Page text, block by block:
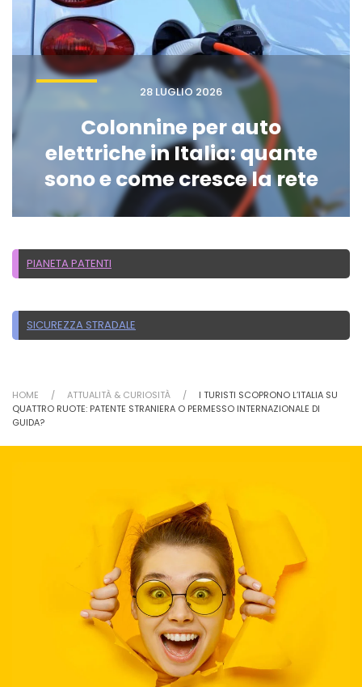
28 LUGLIO 2026
Colonnine per auto
elettriche in Italia: quante
sono e come cresce la rete
PIANETA PATENTI
SICUREZZA STRADALE
HOME ATTUALITÀ & CURIOSITÀ
I TURISTI SCOPRONO L’ITALIA SU
QUATTRO RUOTE: PATENTE STRANIERA O PERMESSO INTERNAZIONALE DI
GUIDA?